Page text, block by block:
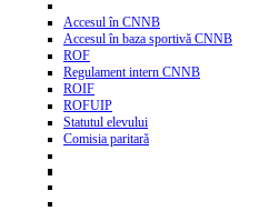
Accesul în CNNB
Accesul în baza sportivă CNNB
ROF
Regulament intern CNNB
ROIF
ROFUIP
Statutul elevului
Comisia paritară